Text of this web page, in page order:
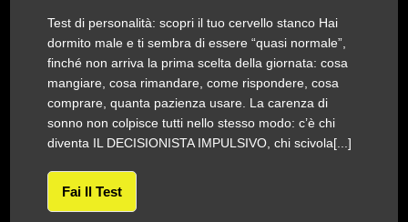
Test di personalità: scopri il tuo cervello stanco Hai
dormito male e ti sembra di essere “quasi normale”,
finché non arriva la prima scelta della giornata: cosa
mangiare, cosa rimandare, come rispondere, cosa
comprare, quanta pazienza usare. La carenza di
sonno non colpisce tutti nello stesso modo: c’è chi
diventa IL DECISIONISTA IMPULSIVO, chi scivola[...]
Fai Il Test